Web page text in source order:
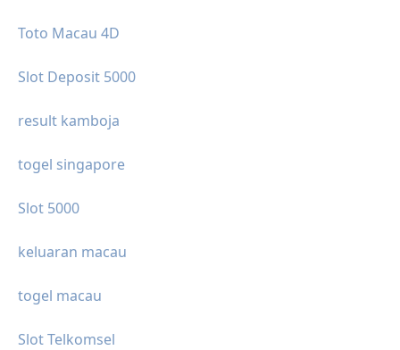
Toto Macau 4D
Slot Deposit 5000
result kamboja
togel singapore
Slot 5000
keluaran macau
togel macau
Slot Telkomsel